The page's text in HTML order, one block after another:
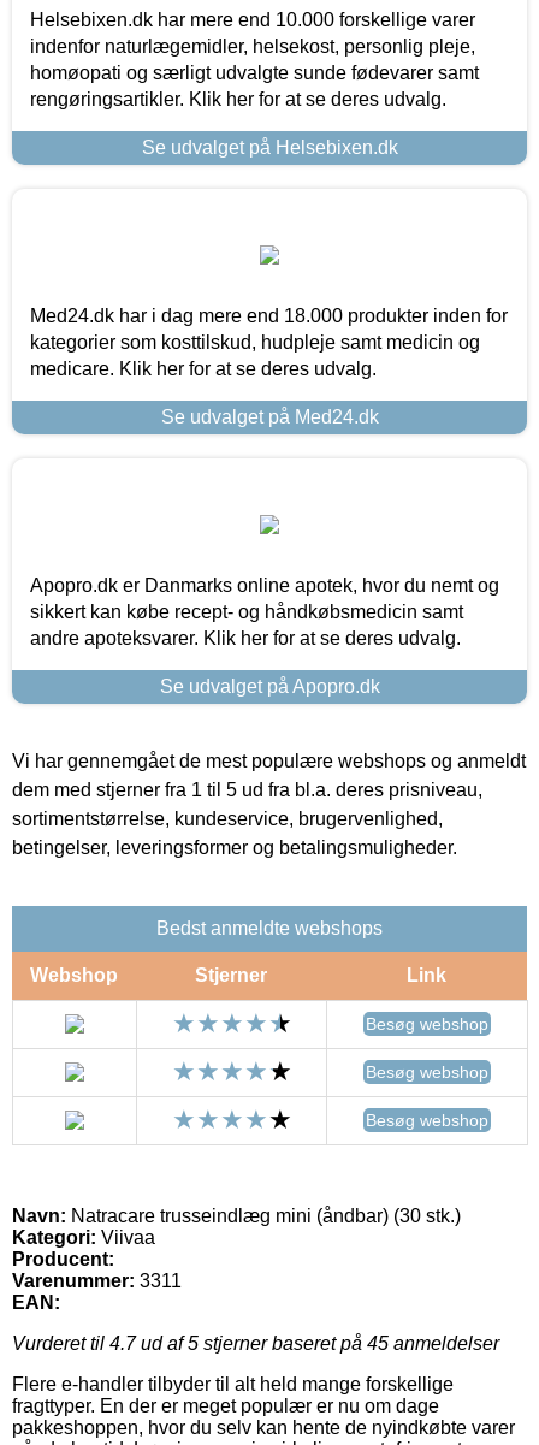
Helsebixen.dk har mere end 10.000 forskellige varer
indenfor naturlægemidler, helsekost, personlig pleje,
homøopati og særligt udvalgte sunde fødevarer samt
rengøringsartikler. Klik her for at se deres udvalg.
Se udvalget på Helsebixen.dk
Med24.dk har i dag mere end 18.000 produkter inden for
kategorier som kosttilskud, hudpleje samt medicin og
medicare. Klik her for at se deres udvalg.
Se udvalget på Med24.dk
Apopro.dk er Danmarks online apotek, hvor du nemt og
sikkert kan købe recept- og håndkøbsmedicin samt
andre apoteksvarer. Klik her for at se deres udvalg.
Se udvalget på Apopro.dk
Vi har gennemgået de mest populære webshops og anmeldt
dem med stjerner fra 1 til 5 ud fra bl.a. deres prisniveau,
sortimentstørrelse, kundeservice, brugervenlighed,
betingelser, leveringsformer og betalingsmuligheder.
Bedst anmeldte webshops
Webshop Stjerner Link
Besøg webshop
Besøg webshop
Besøg webshop
Navn: Natracare trusseindlæg mini (åndbar) (30 stk.)
Kategori: Viivaa
Producent:
Varenummer: 3311
EAN:
Vurderet til 4.7ud af 5 stjerner baseret på 45 anmeldelser
Flere e-handler tilbyder til alt held mange forskellige
fragttyper. En der er meget populær er nu om dage
pakkeshoppen, hvor du selv kan hente de nyindkøbte varer